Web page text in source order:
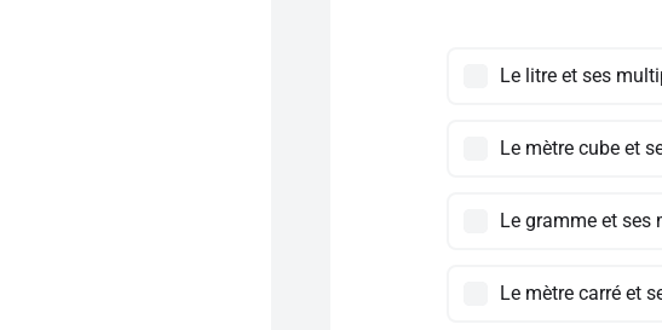
Le litre et ses
Le mètre cube et
Le gramme et ses
Le mètre carré et